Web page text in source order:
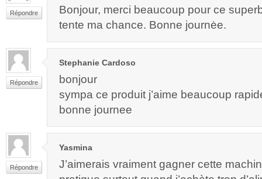
Répondre
Bonjour, merci beaucoup pour ce
tente ma chance. Bonne journėe.
Répondre
Stephanie Cardoso
bonjour
sympa ce produit j’aime beaucoup
bonne journee
Répondre
Yasmina
J’aimerais vraiment gagner cette